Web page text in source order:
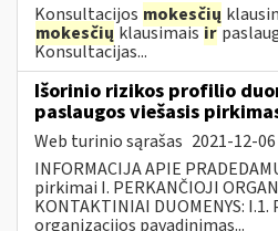
Konsultacijos mokesčių
mokesčių klausimaisir
Konsultacijas...
Išorinio rizikos profilio
paslaugos viešasis
Web turinio sąrašas 2021-12-06
INFORMACIJA APIE
pirkimai I. PERKANČIOJI
KONTAKTINIAI DUOMENYS:
organizacijos pavadinimas...